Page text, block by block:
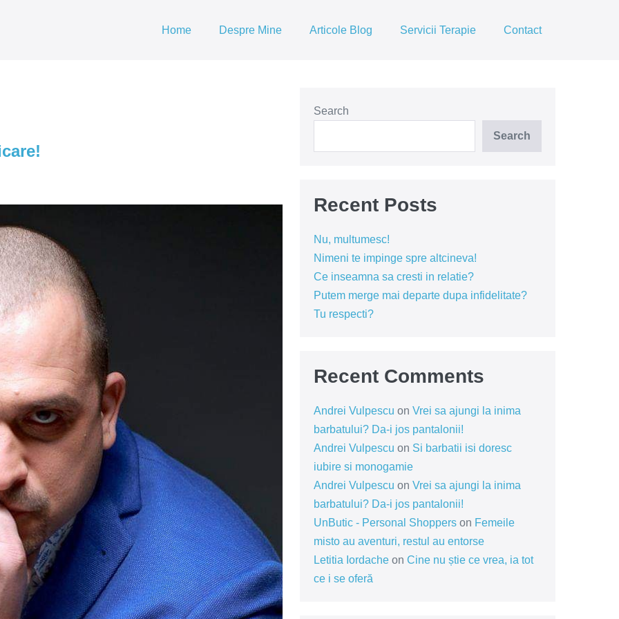
Home Despre Mine Articole Blog Servicii Terapie Contact
Search
Search
Recent Posts
Nu, multumesc!
Nimeni te impinge spre altcineva!
Ce inseamna sa cresti in relatie?
Putem merge mai departe dupa infidelitate?
Tu respecti?
Recent Comments
Andrei Vulpescu on Vrei sa ajungi la inima
barbatului? Da-i jos pantalonii!
Andrei Vulpescu on Si barbatii isi doresc
iubire si monogamie
Andrei Vulpescu on Vrei sa ajungi la inima
barbatului? Da-i jos pantalonii!
UnButic - Personal Shopperson Femeile
misto au aventuri, restul au entorse
Letitia Iordacheon Cine nu știe ce vrea, ia tot
ce i se oferă